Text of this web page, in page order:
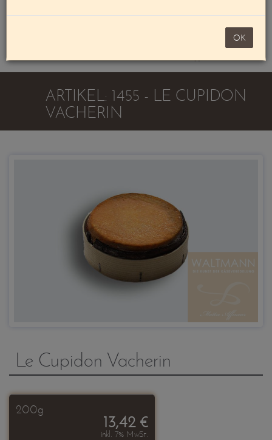
noch 100,00 €
Warenkorb
OK
ARTIKEL: 1455 - LE CUPIDON
VACHERIN
Le Cupidon Vacherin
200g
13,42 €
inkl. 7% MwSt.